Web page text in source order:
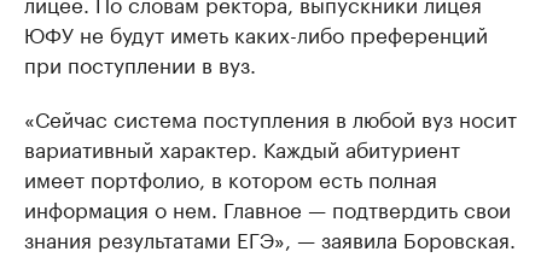
ЮФУ не будут иметь каких-либо преференций
при поступлении в вуз.
«Сейчас система поступления в любой вуз носит
вариативный характер. Каждый абитуриент
имеет портфолио, в котором есть полная
информация о нем. Главное — подтвердить свои
знания результатами ЕГЭ», — заявила Боровская.